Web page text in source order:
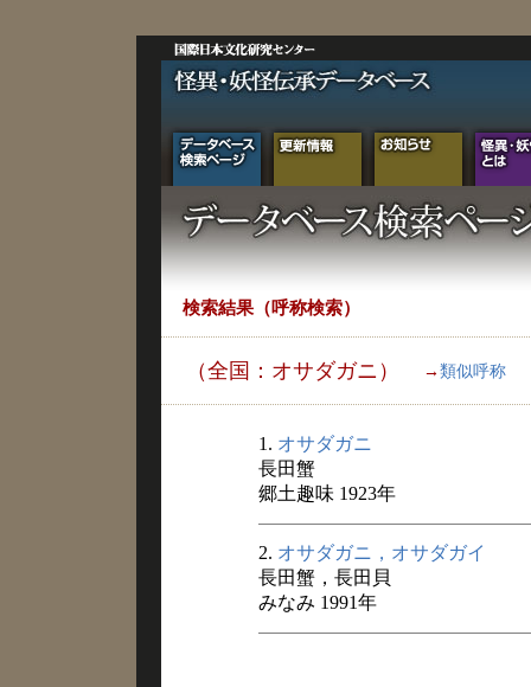
検索結果（呼称検索）
（全国：オサダガニ） → 類似呼称
1. オサダガニ
長田蟹
郷土趣味 1923年
2. オサダガニ，オサダガイ
長田蟹，長田貝
みなみ 1991年